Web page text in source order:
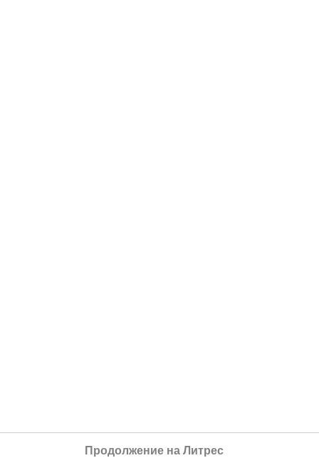
Продолжение на Литрес